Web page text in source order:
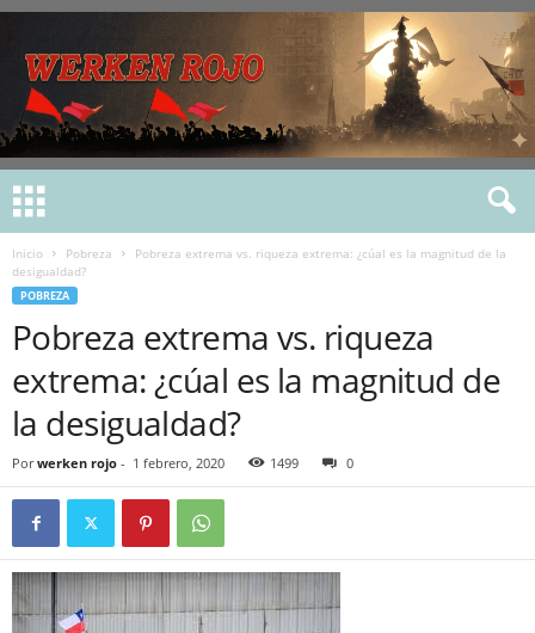
Inicio Pobreza
Pobreza extrema vs. riqueza extrema: ¿cúal es la magnitud de la
desigualdad?
POBREZA
Pobreza extrema vs. riqueza
extrema: ¿cúal es la magnitud de
la desigualdad?
Por werken rojo - 1 febrero, 2020 1499 0